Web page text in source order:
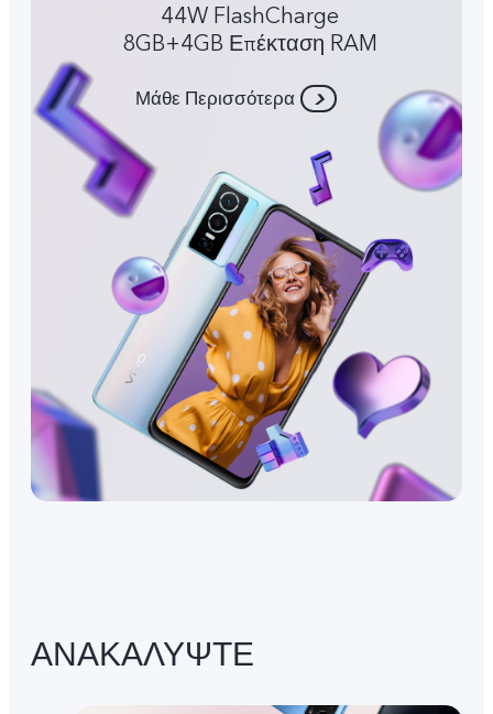
44W FlashCharge
8GB+4GB Επέκταση RAM
Μάθε Περισσότερα
ΑΝΑΚΑΛΥΨΤΕ